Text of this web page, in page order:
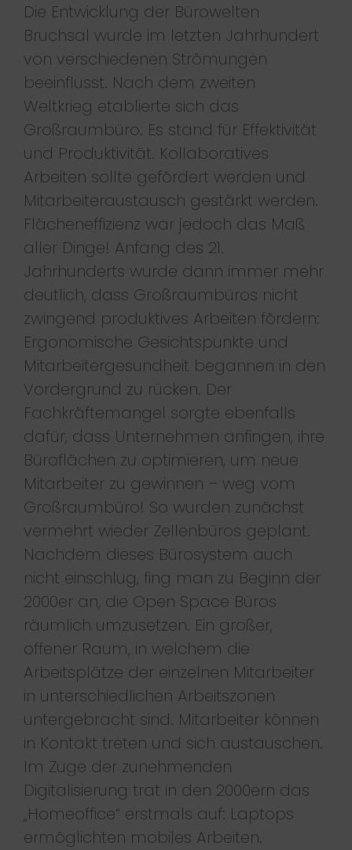
Die Entwicklung der Bürowelten
Bruchsal wurde im letzten Jahrhundert
von verschiedenen Strömungen
beeinflusst. Nach dem zweiten
Weltkrieg etablierte sich das
Großraumbüro. Es stand für Effektivität
und Produktivität. Kollaboratives
Arbeiten sollte gefördert werden und
Mitarbeiteraustausch gestärkt werden.
Flächeneffizienz war jedoch das Maß
aller Dinge! Anfang des 21.
Jahrhunderts wurde dann immer mehr
deutlich, dass Großraumbüros nicht
zwingend produktives Arbeiten fördern:
Ergonomische Gesichtspunkte und
Mitarbeitergesundheit begannen in den
Vordergrund zu rücken. Der
Fachkräftemangel sorgte ebenfalls
dafür, dass Unternehmen anfingen, ihre
Büroflächen zu optimieren, um neue
Mitarbeiter zu gewinnen – weg vom
Großraumbüro! So wurden zunächst
vermehrt wieder Zellenbüros geplant.
Nachdem dieses Bürosystem auch
nicht einschlug, fing man zu Beginn der
2000er an, die Open Space Büros
räumlich umzusetzen. Ein großer,
offener Raum, in welchem die
Arbeitsplätze der einzelnen Mitarbeiter
in unterschiedlichen Arbeitszonen
untergebracht sind. Mitarbeiter können
in Kontakt treten und sich austauschen.
Im Zuge der zunehmenden
Digitalisierung trat in den 2000ern das
„Homeoffice“ erstmals auf: Laptops
ermöglichten mobiles Arbeiten.